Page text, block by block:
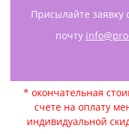
Присылайте заявку
почту
* окончательная
счете на оплату
индивидуальной